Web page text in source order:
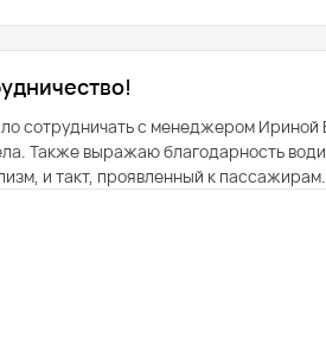
сотрудничать с менеджером Ириной
Также выражаю благодарность
и такт, проявленный к